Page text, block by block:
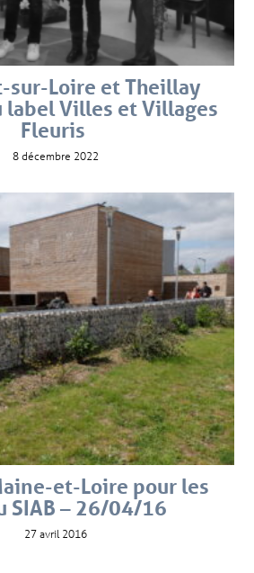
sur-Loire et Theillay
label Villes et Villages
Fleuris
8 décembre 2022
et-Loire pour les
SIAB – 26/04/16
27 avril 2016